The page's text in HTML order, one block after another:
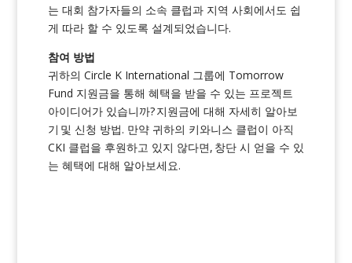
는 대회 참가자들의 소속 클럽과 지역 사회에서도 쉽
게 따라 할 수 있도록 설계되었습니다.
참여 방법
귀하의 Circle K International 그룹에 Tomorrow
Fund 지원금을 통해 혜택을 받을 수 있는 프로젝트
아이디어가 있습니까?지원금에 대해 자세히 알아보
기 및 신청 방법. 만약 귀하의 키와니스 클럽이 아직
CKI 클럽을 후원하고 있지 않다면, 창단 시 얻을 수 있
는 혜택에 대해 알아보세요.